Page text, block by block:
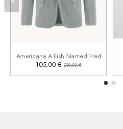
Americana A Fish Named Fred
105,00 € 210,00 €
 Añadir al carrito